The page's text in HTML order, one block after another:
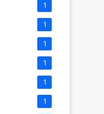
1
1
1
1
1
1